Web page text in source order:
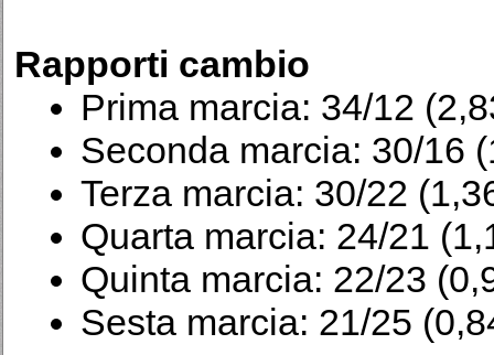
Rapporti cambio
Prima marcia: 34/12
Seconda marcia: 30/16
Terza marcia: 30/22
Quarta marcia: 24/21
Quinta marcia: 22/23
Sesta marcia: 21/25